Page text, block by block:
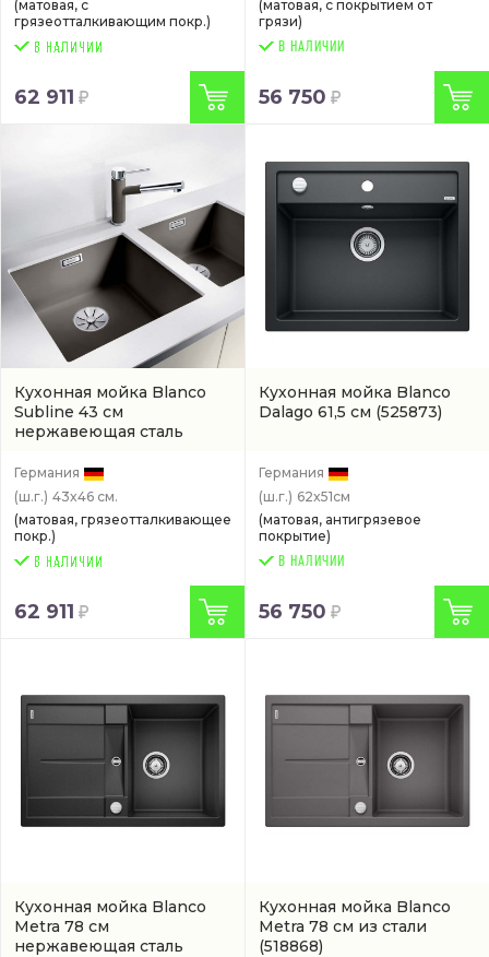
(матовая, с
грязеотталкивающим покр.)
62 911
(матовая, с покрытием от
грязи)
В НАЛИЧИИ
56 750
Кухонная мойка Blanco
Subline 43 см
нержавеющая сталь
Германия
(ш.г.) 43x46 см.
(матовая, грязеотталкивающее
покр.)
62 911
Кухонная мойка Blanco
Dalago 61,5 см (525873)
Германия
(ш.г.) 62x51см
(матовая, антигрязевое
покрытие)
В НАЛИЧИИ
56 750
Кухонная мойка Blanco
Metra 78 см
нержавеющая сталь
Кухонная мойка Blanco
Metra 78 см из стали
(518868)